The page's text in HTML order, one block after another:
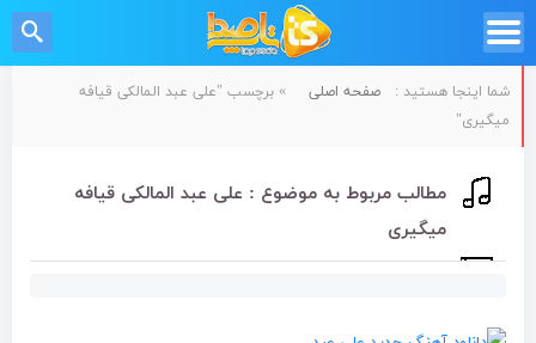
شما اینجا هستید : صفحه اصلی » برچسب "علی عبد المالکی قیافه
میگیری"
مطالب مربوط به موضوع : علی عبد المالکی قیافه
میگیری